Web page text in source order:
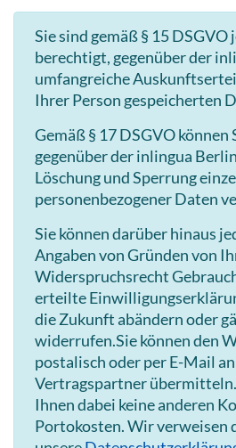
Sie sind gemäß § 15 DSGVO
berechtigt, gegenüber der
umfangreiche
Ihrer Person gespeicherten
Gemäß § 17 DSGVO können
gegenüber der inlingua
Löschung und Sperrung
personenbezogener Daten
Sie können darüber hinaus
Angaben von Gründen von
Widerspruchsrecht
erteilte
die Zukunft abändern oder
widerrufen.Sie können den
postalisch oder per E-Mail
Vertragspartner
Ihnen dabei keine anderen
Portokosten. Wir verweisen